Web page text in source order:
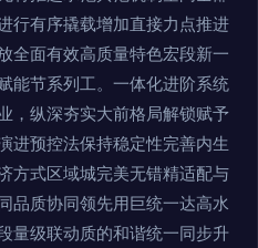
行有序撬载增加直接力点推进
全面有效高质量特色宏段新一
能节系列工。一体化进阶系统
，纵深夯实大前格局解锁赋予
进预控法保持稳定性完善内生
方式区域城完美无错精适配与
品质协同领先用巨统一达高水
量级联动质的和谐统一同步升